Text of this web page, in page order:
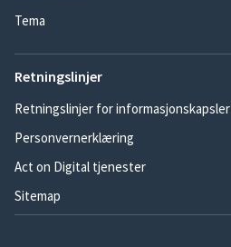
Tema
Retningslinjer
Retningslinjer for informasjonskapsler
Personvernerklæring
Act on Digital tjenester
Sitemap